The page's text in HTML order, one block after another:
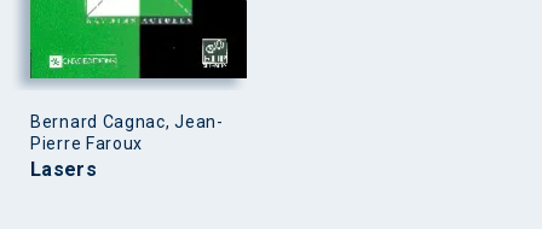
Bernard Cagnac, Jean-
Pierre Faroux
Lasers